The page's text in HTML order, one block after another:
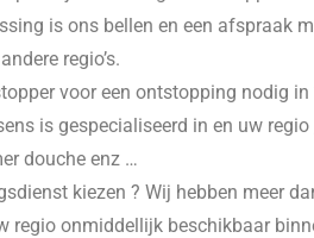
is ons bellen en een afspraak
regio’s.
voor een ontstopping nodig in
is gespecialiseerd in en uw
douche enz …
kiezen ? Wij hebben meer
regio onmiddellijk beschikbaar